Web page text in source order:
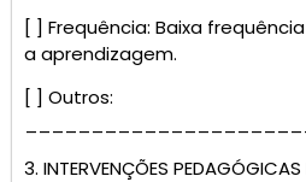
[ ] Frequência: Baixa
a aprendizagem.
[ ] Outros:
3. INTERVENÇÕES PEDAGÓGICAS